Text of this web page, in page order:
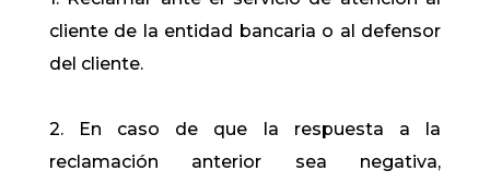
cliente de la entidad bancaria o al defensor
del cliente.
2. En caso de que la respuesta a la
reclamación anterior sea negativa,